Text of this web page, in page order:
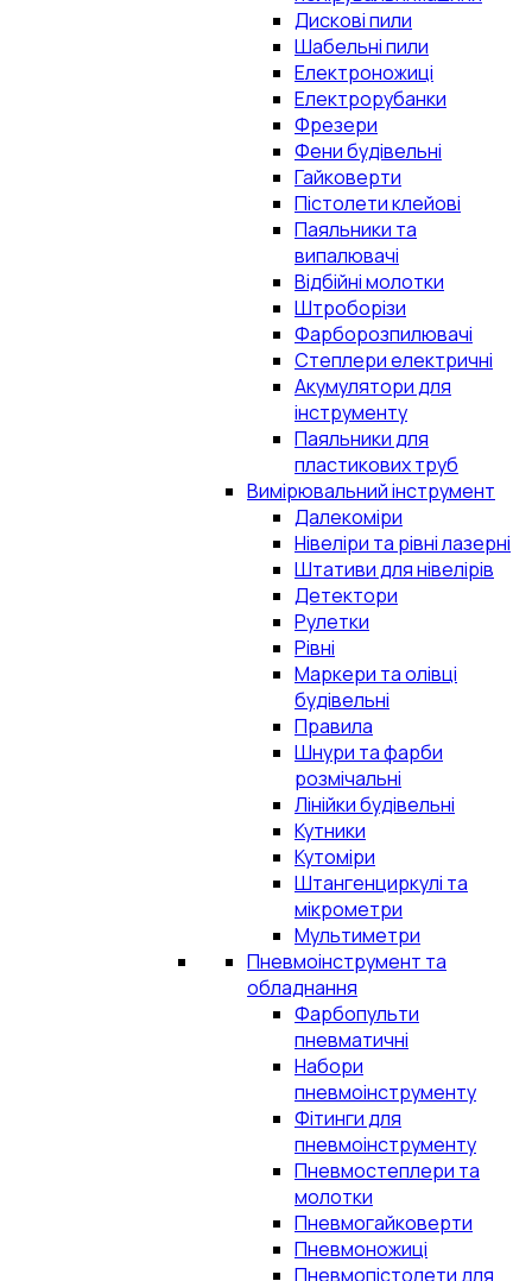
Дискові пили
Шабельні пили
Електроножиці
Електрорубанки
Фрезери
Фени будівельні
Гайковерти
Пістолети клейові
Паяльники та
випалювачі
Відбійні молотки
Штроборізи
Фарборозпилювачі
Степлери електричні
Акумулятори для
інструменту
Паяльники для
пластикових труб
Вимірювальний інструмент
Далекоміри
Нівеліри та рівні лазерні
Штативи для нівелірів
Детектори
Рулетки
Рівні
Маркери та олівці
будівельні
Правила
Шнури та фарби
розмічальні
Лінійки будівельні
Кутники
Кутоміри
Штангенциркулі та
мікрометри
Мультиметри
Пневмоінструмент та
обладнання
Фарбопульти
пневматичні
Набори
пневмоінструменту
Фітинги для
пневмоінструменту
Пневмостеплери та
молотки
Пневмогайковерти
Пневмоножиці
Пневмопістолети для